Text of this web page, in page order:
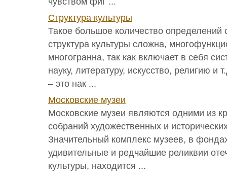
Структура культуры
Такое большое количество определений
структура культуры сложна,
многогранна, так как включает в себя
науку, литературу, искусство, религию и
– это нак ...
Московские музеи
Московские музеи являются одними из
собраний художественных и
Значительный комплекс музеев, в
удивительные и редчайшие реликвии
культуры, находится ...